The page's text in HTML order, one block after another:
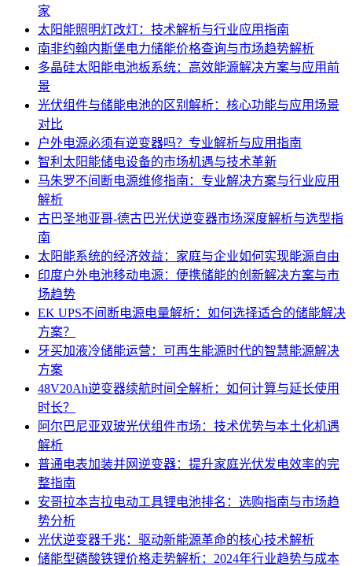
家
太阳能照明灯改灯：技术解析与行业应用指南
南非约翰内斯堡电力储能价格查询与市场趋势解析
多晶硅太阳能电池板系统：高效能源解决方案与应用前
景
光伏组件与储能电池的区别解析：核心功能与应用场景
对比
户外电源必须有逆变器吗？专业解析与应用指南
智利太阳能储电设备的市场机遇与技术革新
马朱罗不间断电源维修指南：专业解决方案与行业应用
解析
古巴圣地亚哥-德古巴光伏逆变器市场深度解析与选型指
南
太阳能系统的经济效益：家庭与企业如何实现能源自由
印度户外电池移动电源：便携储能的创新解决方案与市
场趋势
EK UPS不间断电源电量解析：如何选择适合的储能解决
方案？
牙买加液冷储能运营：可再生能源时代的智慧能源解决
方案
48V20Ah逆变器续航时间全解析：如何计算与延长使用
时长？
阿尔巴尼亚双玻光伏组件市场：技术优势与本土化机遇
解析
普通电表加装并网逆变器：提升家庭光伏发电效率的完
整指南
安哥拉本吉拉电动工具锂电池排名：选购指南与市场趋
势分析
光伏逆变器千兆：驱动新能源革命的核心技术解析
储能型磷酸铁锂价格走势解析：2024年行业趋势与成本